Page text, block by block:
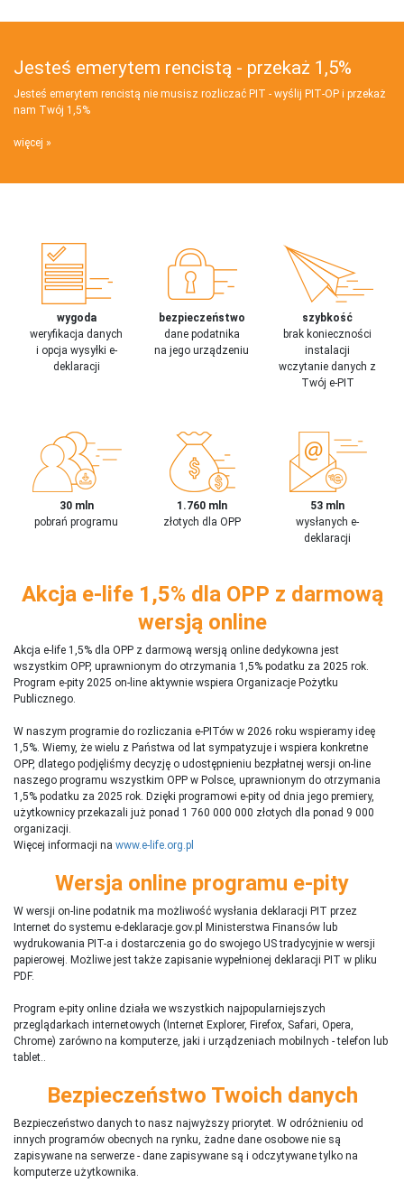
Jesteś emerytem rencistą - przekaż 1,5%
Jesteś emerytem rencistą nie musisz rozliczać PIT - wyślij PIT‑OP i przekaż
nam Twój 1,5%
więcej
wygoda
weryfikacja danych
i opcja wysyłki e-
deklaracji
bezpieczeństwo
dane podatnika
na jego urządzeniu
szybkość
brak konieczności
instalacji
wczytanie danych z
Twój e-PIT
30 mln
pobrań programu
1.760 mln
złotych dla OPP
53 mln
wysłanych e-
deklaracji
Akcja e-life 1,5% dla OPP z darmową
wersją online
Akcja e-life 1,5% dla OPP z darmową wersją online dedykowna jest
wszystkim OPP, uprawnionym do otrzymania 1,5% podatku za 2025 rok.
Program e-pity 2025 on-line aktywnie wspiera Organizacje Pożytku
Publicznego.
W naszym programie do rozliczania e-PITów w 2026 roku wspieramy ideę
1,5%. Wiemy, że wielu z Państwa od lat sympatyzuje i wspiera konkretne
OPP, dlatego podjęliśmy decyzję o udostępnieniu bezpłatnej wersji on-line
naszego programu wszystkim OPP w Polsce, uprawnionym do otrzymania
1,5% podatku za 2025 rok. Dzięki programowi e-pity od dnia jego premiery,
użytkownicy przekazali już ponad 1 760 000 000 złotych dla ponad 9 000
organizacji.
Więcej informacji na www.e-life.org.pl
Wersja online programu e-pity
W wersji on-line podatnik ma możliwość wysłania deklaracji PIT przez
Internet do systemu e-deklaracje.gov.pl Ministerstwa Finansów lub
wydrukowania PIT-a i dostarczenia go do swojego US tradycyjnie w wersji
papierowej. Możliwe jest także zapisanie wypełnionej deklaracji PIT w pliku
PDF.
Program e-pity online działa we wszystkich najpopularniejszych
przeglądarkach internetowych (Internet Explorer, Firefox, Safari, Opera,
Chrome) zarówno na komputerze, jaki i urządzeniach mobilnych - telefon lub
tablet..
Bezpieczeństwo Twoich danych
Bezpieczeństwo danych to nasz najwyższy priorytet. W odróżnieniu od
innych programów obecnych na rynku, żadne dane osobowe nie są
zapisywane na serwerze - dane zapisywane są i odczytywane tylko na
komputerze użytkownika.